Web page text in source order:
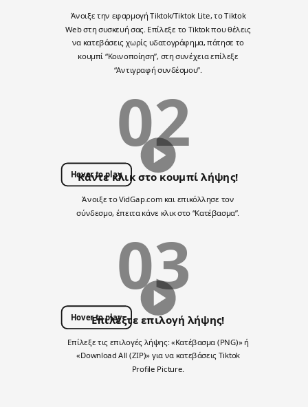
Άνοιξε την εφαρμογή Tiktok/Tiktok Lite, το Tiktok
Web στη συσκευή σας. Επίλεξε το Tiktok που θέλεις
να κατεβάσεις χωρίς υδατογράφημα, πάτησε το
κουμπί “Κοινοποίηση”, στη συνέχεια επίλεξε
“Αντιγραφή συνδέσμου”.
02
Hover to play
Κάντε κλικ στο κουμπί λήψης!
Άνοιξε το VidGap.com και επικόλλησε τον
σύνδεσμο, έπειτα κάνε κλικ στο “Κατέβασμα”.
03
Hover to play
Επιλέξτε επιλογή λήψης!
Επίλεξε τις επιλογές λήψης: «Κατέβασμα (PNG)» ή
«Download All (ZIP)» για να κατεβάσεις Tiktok
Profile Picture.